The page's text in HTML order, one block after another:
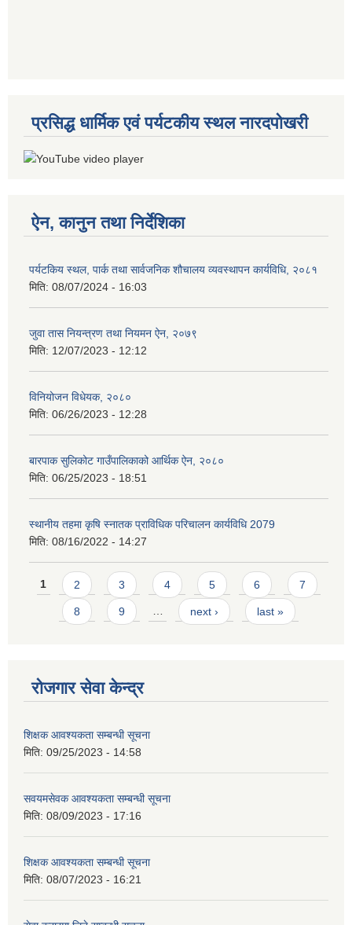
प्रसिद्ध धार्मिक एवं पर्यटकीय स्थल नारदपोखरी
ऐन, कानुन तथा निर्देशिका
पर्यटकिय स्थल, पार्क तथा सार्वजनिक शौचालय व्यवस्थापन कार्यविधि, २०८१
मिति: 08/07/2024 - 16:03
जुवा तास नियन्त्रण तथा नियमन ऐन, २०७९
मिति: 12/07/2023 - 12:12
विनियोजन विधेयक, २०८०
मिति: 06/26/2023 - 12:28
बारपाक सुलिकोट गाउँपालिकाको आर्थिक ऐन, २०८०
मिति: 06/25/2023 - 18:51
स्थानीय तहमा कृषि स्नातक प्राविधिक परिचालन कार्यविधि 2079
मिति: 08/16/2022 - 14:27
Pages
1 2 3 4 5 6 7
8 9 … next › last »
रोजगार सेवा केन्द्र
शिक्षक आवश्यकता सम्बन्धी सूचना
मिति: 09/25/2023 - 14:58
सवयमसेवक आवश्यकता सम्बन्धी सूचना
मिति: 08/09/2023 - 17:16
शिक्षक आवश्यकता सम्बन्धी सूचना
मिति: 08/07/2023 - 16:21